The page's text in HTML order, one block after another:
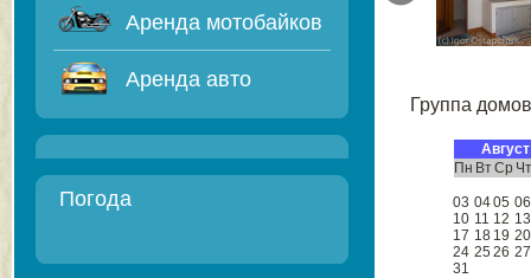
Аренда мотобайков
Аренда авто
Погода
Группа
Пн ВтСр
03 0405 06
10 11 12 13
17 18 19 20
24 25 26 27
31